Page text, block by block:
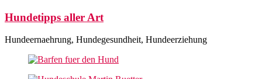
Hundetipps aller Art
Hundeernaehrung, Hundegesundheit, Hundeerziehung